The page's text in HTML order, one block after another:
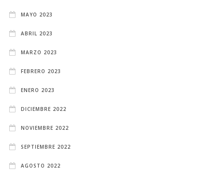
MAYO 2023
ABRIL 2023
MARZO 2023
FEBRERO 2023
ENERO 2023
DICIEMBRE 2022
NOVIEMBRE 2022
SEPTIEMBRE 2022
AGOSTO 2022